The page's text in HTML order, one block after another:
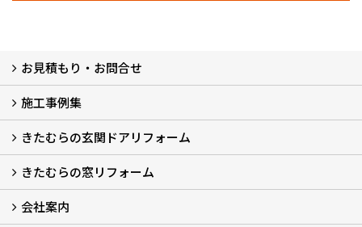
お見積もり・お問合せ
LINEで概算見積もり
チャットで質問
問い合わせフォームから
オンライン相談
電話で相談
無料現地調査をご希望の方
施工事例集
玄関ドアリフォーム
玄関引戸リフォーム
勝手口ドアリフォーム
窓リフォーム
きたむらの玄関ドアリフォーム
玄関ドアリフォームについて
リシェントについて (23)
・玄関ドアバリエーション (52)
・玄関引戸バリエーション (44)
・勝手口ドアバリエーション (11)
安心の自社施工
無料点検
保証について
価格について
概算見積について (2)
きたむらの窓リフォーム
窓リフォームについて (5)
・内窓設置-LIXILインプラス
・内窓設置-AGCまどまど
・窓交換
・エコガラス交換
・防犯・防災ガラス交換
会社案内